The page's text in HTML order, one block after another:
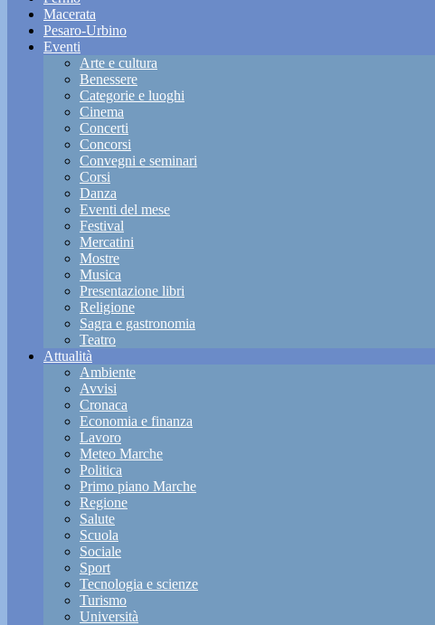
Macerata
Pesaro-Urbino
Eventi
Arte e cultura
Benessere
Categorie e luoghi
Cinema
Concerti
Concorsi
Convegni e seminari
Corsi
Danza
Eventi del mese
Festival
Mercatini
Mostre
Musica
Presentazione libri
Religione
Sagra e gastronomia
Teatro
Attualità
Ambiente
Avvisi
Cronaca
Economia e finanza
Lavoro
Meteo Marche
Politica
Primo piano Marche
Regione
Salute
Scuola
Sociale
Sport
Tecnologia e scienze
Turismo
Università